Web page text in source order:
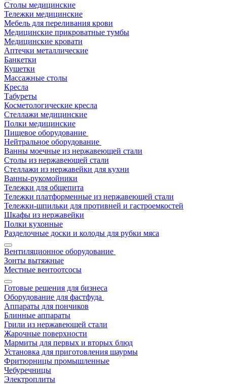
Столы медицинские
Тележки медицинские
Мебель для переливания крови
Медицинские прикроватные тумбы
Медицинские кровати
Аптечки металлические
Банкетки
Кушетки
Массажные столы
Кресла
Табуреты
Косметологические кресла
Стеллажи медицинские
Полки медицинские
Пищевое оборудование
Нейтральное оборудование
Ванны моечные из нержавеющей стали
Столы из нержавеющей стали
Стеллажи из нержавейки для кухни
Ванны-рукомойники
Тележки для общепита
Тележки платформенные из нержавеющей стали
Тележки-шпильки для противней и гастроемкостей
Шкафы из нержавейки
Полки кухонные
Разделочные доски и колоды для рубки мяса
Вентиляционное оборудование
Зонты вытяжные
Местные вентоотсосы
Готовые решения для бизнеса
Оборудование для фастфуда
Аппараты для пончиков
Блинные аппараты
Грили из нержавеющей стали
Жарочные поверхности
Мармиты для первых и вторых блюд
Установка для приготовления шаурмы
Фритюрницы промышленные
Чебуречницы
Электроплиты